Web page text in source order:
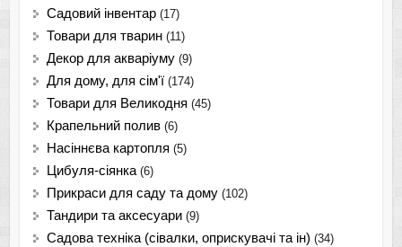
Садовий інвентар (17)
Товари для тварин (11)
Декор для акваріуму (9)
Для дому, для сім'ї (174)
Товари для Великодня (45)
Крапельний полив (6)
Насіннєва картопля (5)
Цибуля-сіянка (6)
Прикраси для саду та дому (102)
Тандири та аксесуари (9)
Садова техніка (сівалки, оприскувачі та ін) (34)